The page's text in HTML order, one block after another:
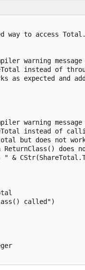
way to access Total.
warning message
instead of
as expected and
warning message
instead of
but does not
does
" &
called")